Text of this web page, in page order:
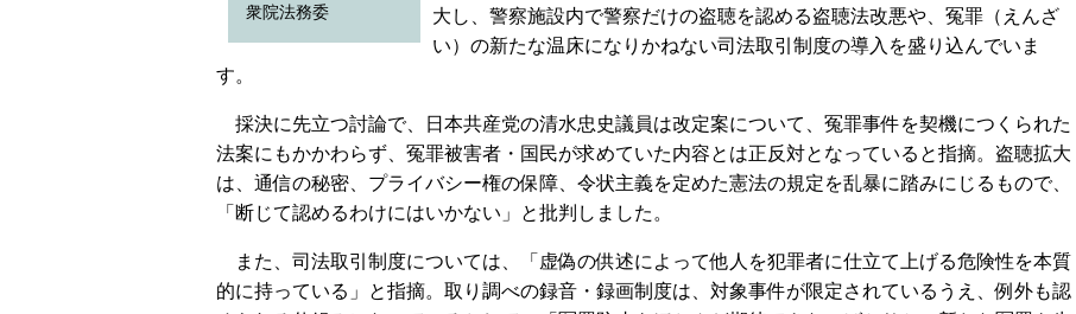
衆院法務委
大し、警察施設内で警察だけの盗聴を認める盗聴法改悪や、冤罪（えんざ
い）の新たな温床になりかねない司法取引制度の導入を盛り込んでいま
す。
採決に先立つ討論で、日本共産党の清水忠史議員は改定案について、冤罪事件を契機につくられた
法案にもかかわらず、冤罪被害者・国民が求めていた内容とは正反対となっていると指摘。盗聴拡大
は、通信の秘密、プライバシー権の保障、令状主義を定めた憲法の規定を乱暴に踏みにじるもので、
「断じて認めるわけにはいかない」と批判しました。
また、司法取引制度については、「虚偽の供述によって他人を犯罪者に仕立て上げる危険性を本質
的に持っている」と指摘。取り調べの録音・録画制度は、対象事件が限定されているうえ、例外も認